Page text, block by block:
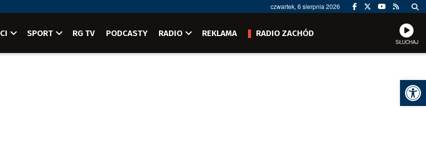
czwartek, 6 sierpnia 2026
SPORT RG TV PODCASTY RADIO REKLAMA RADIO ZACHÓD
SŁUCHAJ